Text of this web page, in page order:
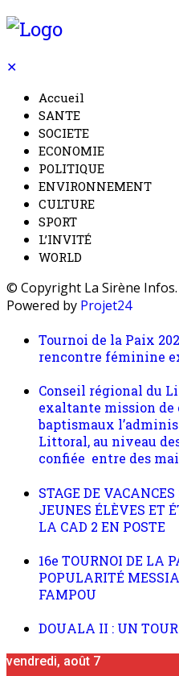
✕
Accueil
SANTE
SOCIETE
ECONOMIE
POLITIQUE
ENVIRONNEMENT
CULTURE
SPORT
L’INVITÉ
WORLD
© Copyright La Sirène Infos.
Powered by Projet24
Tournoi de la Paix
rencontre féminine
Conseil régional du
exaltante mission de
baptismaux
Littoral, au niveau
confiée entre des
STAGE DE
JEUNES ÉLÈVES ET
LA CAD 2 EN POSTE
16e TOURNOI DE LA
POPULARITÉ
FAMPOU
DOUALA II : UN
vendredi, août 7